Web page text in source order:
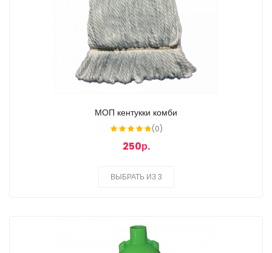
МОП кентукки комби
(0)
250р.
ВЫБРАТЬ ИЗ 3